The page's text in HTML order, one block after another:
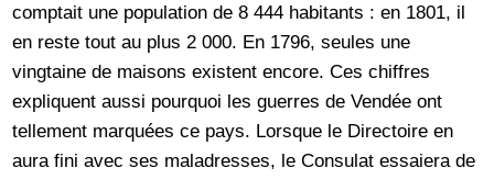
comptait une population de 8 444 habitants : en 1801, il
en reste tout au plus 2 000. En 1796, seules une
vingtaine de maisons existent encore. Ces chiffres
expliquent aussi pourquoi les guerres de Vendée ont
tellement marquées ce pays. Lorsque le Directoire en
aura fini avec ses maladresses, le Consulat essaiera de